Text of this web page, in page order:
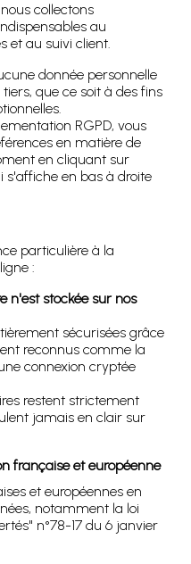
collectons
au
et au suivi client.
donnée personnelle
que ce soit à des fins
RGPD, vous
en matière de
en cliquant sur
s'affiche en bas à droite
particulière à la
:
n'est stockée sur nos
sécurisées grâce
reconnus comme la
connexion cryptée
restent strictement
jamais en clair sur
française et européenne
et européennes en
notamment la loi
n°78-17 du 6 janvier